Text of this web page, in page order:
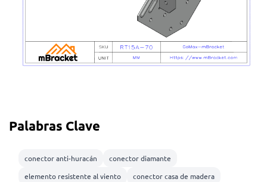
Palabras Clave
conector anti-huracán
conector diamante
elemento resistente al viento
conector casa de madera